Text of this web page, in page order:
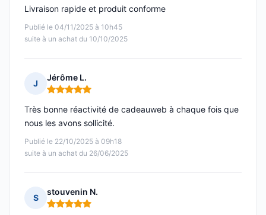
Publié le 04/11/2025 à 10h45
suite à un achat du 10/10/2025
Livraison rapide et produit conforme
J
Jérôme L.
Note : 5 sur 5
Publié le 22/10/2025 à 09h18
suite à un achat du 26/06/2025
Très bonne réactivité de cadeauweb à chaque fois que
nous les avons sollicité.
S
stouvenin N.
Note : 5 sur 5